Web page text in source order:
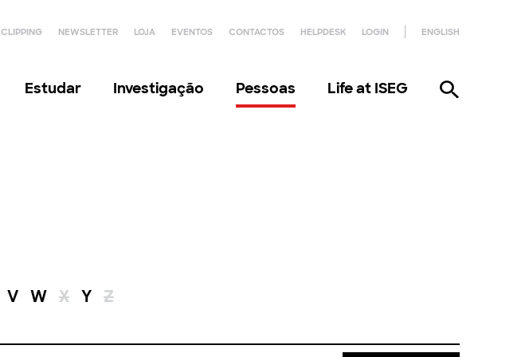
CLIPPING NEWSLETTER LOJA EVENTOS CONTACTOS HELPDESK LOGIN ENGLISH
Estudar Investigação Pessoas Life at ISEG
V W X Y Z